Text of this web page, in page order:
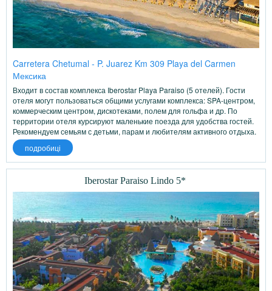
Carretera Chetumal - P. Juarez Km 309 Playa del Carmen
Мексика
Входит в состав комплекса Iberostar Playa Paraiso (5 отелей). Гости
отеля могут пользоваться общими услугами комплекса: SPA-центром,
коммерческим центром, дискотеками, полем для гольфа и др. По
территории отеля курсируют маленькие поезда для удобства гостей.
Рекомендуем семьям с детьми, парам и любителям активного отдыха.
подробиці
Iberostar Paraiso Lindo 5*